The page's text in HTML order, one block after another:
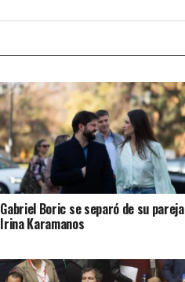
Gabriel Boric se separó de su pareja
Irina Karamanos